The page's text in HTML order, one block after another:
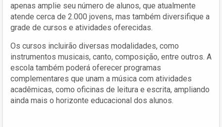
apenas amplie seu número de alunos, que atualmente
atende cerca de 2.000 jovens, mas também diversifique a
grade de cursos e atividades oferecidas.
Os cursos incluirão diversas modalidades, como
instrumentos musicais, canto, composição, entre outros. A
escola também poderá oferecer programas
complementares que unam a música com atividades
acadêmicas, como oficinas de leitura e escrita, ampliando
ainda mais o horizonte educacional dos alunos.